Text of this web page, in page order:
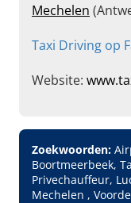
Mechelen
Taxi Driving op
Website:
Zoekwoorden:
Boortmeerbeek,
Privechauffeur,
Mechelen ,